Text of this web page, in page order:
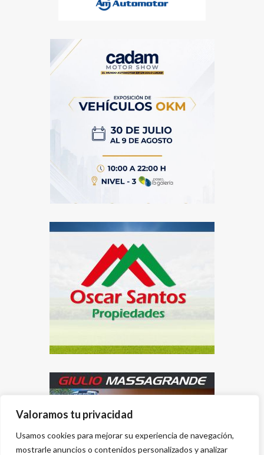
Valoramos tu privacidad
Usamos cookies para mejorar su experiencia de navegación,
mostrarle anuncios o contenidos personalizados y analizar